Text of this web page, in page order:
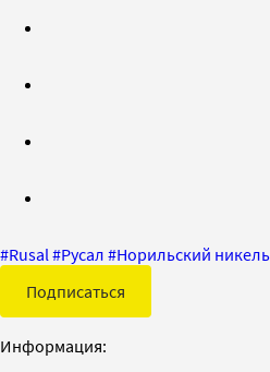
#Rusal #Русал #Норильский никель
Подписаться
Информация: